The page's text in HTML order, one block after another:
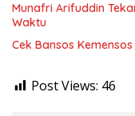
Munafri Arifuddin
Waktu
Cek Bansos
Post Views: 46